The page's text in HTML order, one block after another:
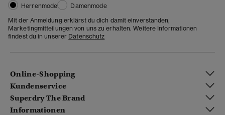
Herrenmode
Damenmode
Mit der Anmeldung erklärst du dich damit einverstanden,
Marketingmitteilungen von uns zu erhalten. Weitere Informationen
findest du in unserer Datenschutz
Online-Shopping
Kundenservice
Superdry The Brand
Informationen